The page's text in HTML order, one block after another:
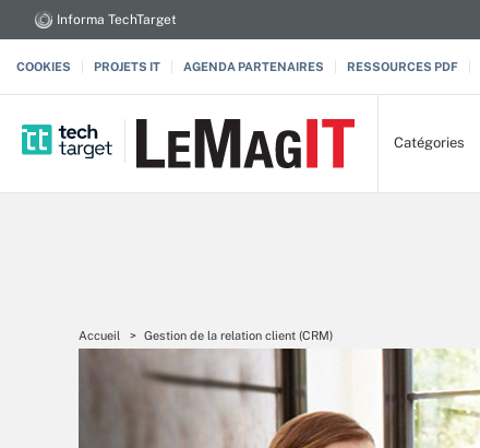
Informa TechTarget
COOKIES PROJETS IT AGENDA PARTENAIRES RESSOURCES PDF
Catégories
Accueil Gestion de la relation client (CRM)